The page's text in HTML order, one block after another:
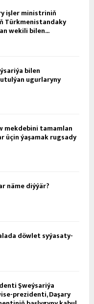
işler ministriniň
Türkmenistandaky
wekili bilen...
bilen
ugurlaryny
mekdebini tamamlan
üçin ýaşamak rugsady
näme diýýär?
döw­let sy­ýa­sa­ty­
Şweýsariýa
prezidenti, Daşary